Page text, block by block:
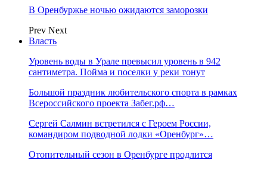
В Оренбуржье ночью ожидаются заморозки
Prev Next
Власть
Уровень воды в Урале превысил уровень в 942
сантиметра. Пойма и поселки у реки тонут
Большой праздник любительского спорта в рамках
Всероссийского проекта Забег.рф…
Сергей Салмин встретился с Героем России,
командиром подводной лодки «Оренбург»…
Отопительный сезон в Оренбурге продлится